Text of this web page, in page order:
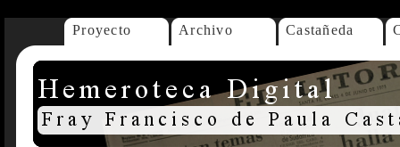
Proyecto Archivo Castañeda